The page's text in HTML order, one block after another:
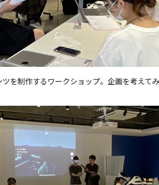
を制作するワークショップ。企画を考えて